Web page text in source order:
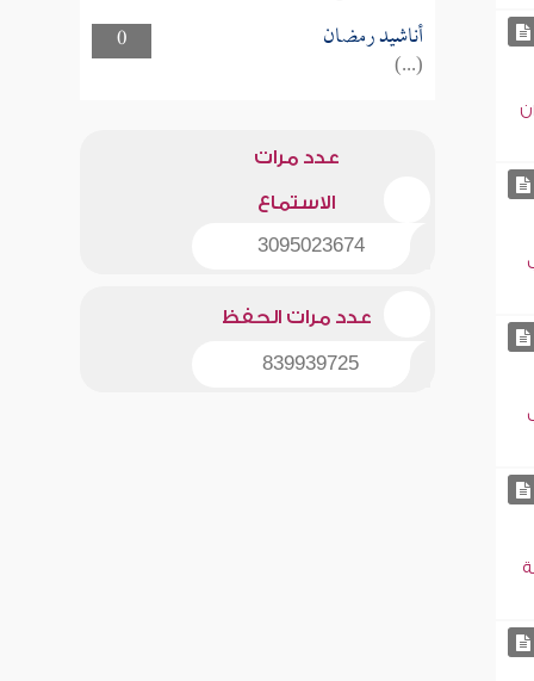
0
أناشيد رمضان
(...)
عدد مرات
الاستماع
3095023674
عدد مرات الحفظ
839939725